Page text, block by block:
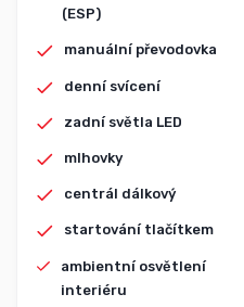
(ESP)
manuální převodovka
denní svícení
zadní světla LED
mlhovky
centrál dálkový
startování tlačítkem
ambientní osvětlení
interiéru